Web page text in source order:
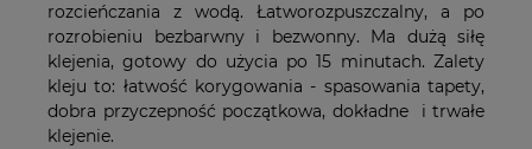
rozcieńczania z wodą. Łatworozpuszczalny, a po
rozrobieniu bezbarwny i bezwonny. Ma dużą siłę
klejenia, gotowy do użycia po 15 minutach. Zalety
kleju to: łatwość korygowania - spasowania tapety,
dobra przyczepność początkowa, dokładne i trwałe
klejenie.